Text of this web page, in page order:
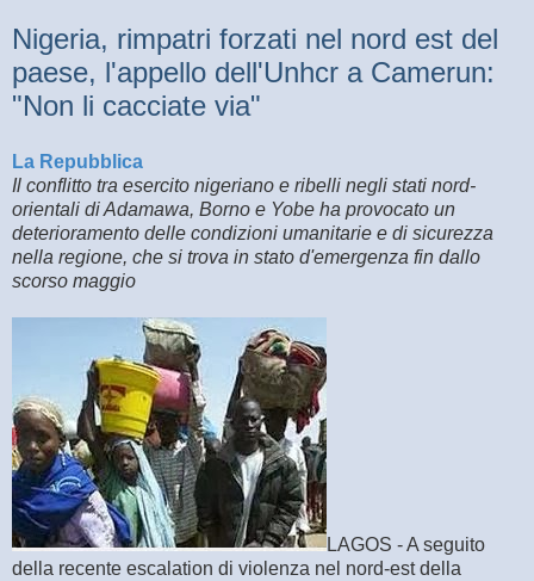
Nigeria, rimpatri forzati nel nord est del
paese, l'appello dell'Unhcr a Camerun:
"Non li cacciate via"
La Repubblica
Il conflitto tra esercito nigeriano e ribelli negli stati nord-
orientali di Adamawa, Borno e Yobe ha provocato un
deterioramento delle condizioni umanitarie e di sicurezza
nella regione, che si trova in stato d'emergenza fin dallo
scorso maggio
LAGOS - A seguito
della recente escalation di violenza nel nord-est della